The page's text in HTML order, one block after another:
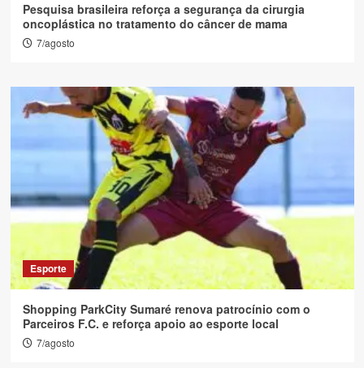
Pesquisa brasileira reforça a segurança da cirurgia
oncoplástica no tratamento do câncer de mama
7/agosto
Esporte
Shopping ParkCity Sumaré renova patrocínio com o
Parceiros F.C. e reforça apoio ao esporte local
7/agosto